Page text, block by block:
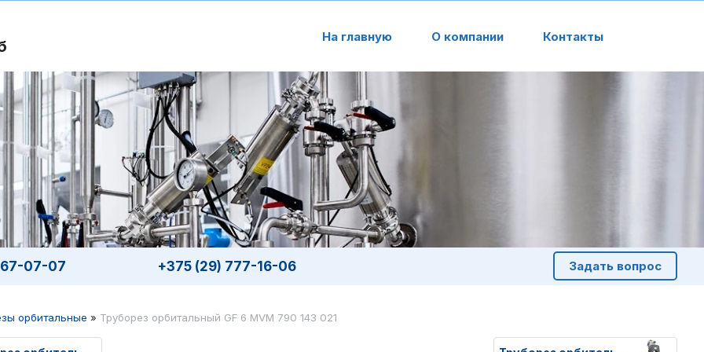
На главную О компании Контакты
07-07 +375 (29) 777-16-06 Задать вопрос
орбитальные » Труборез орбитальный GF 6 MVM 790 143 021